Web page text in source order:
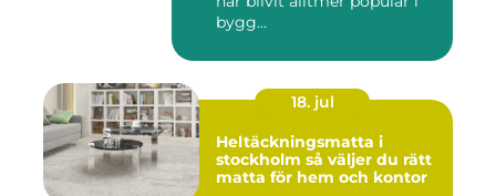
bygg...
18. jul
Heltäckningsmatta i
stockholm så väljer du rätt
matta för hem och kontor